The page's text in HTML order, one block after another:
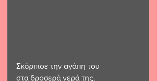
Σκόρπισε την αγάπη του
στα δροσερά νερά της.